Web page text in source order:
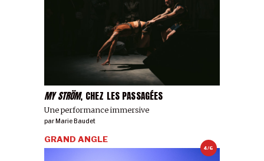
MY STRÖM, CHEZ LES PASSAGÉES
Une performance immersive
par Marie Baudet
4/6
GRAND ANGLE